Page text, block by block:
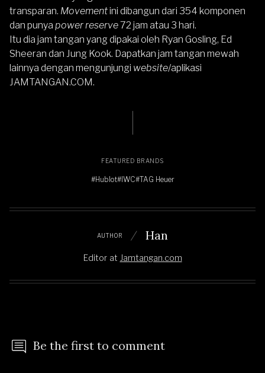
transparan. Movementini dibangun dari 354 komponen
dan punya power reserve72 jam atau 3 hari.
Itu dia jam tangan yang dipakai oleh Ryan Gosling, Ed
Sheeran dan Jung Kook. Dapatkan jam tangan mewah
lainnya dengan mengunjungi website/aplikasi
JAMTANGAN.COM.
FEATURED BRANDS
#Hublot#IWC#TAG Heuer
AUTHOR Han
Editor at Jamtangan.com
Be the first to comment